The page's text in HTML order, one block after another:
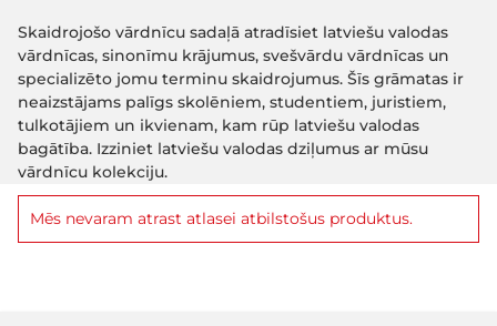
Skaidrojošo vārdnīcu sadaļā atradīsiet latviešu valodas
vārdnīcas, sinonīmu krājumus, svešvārdu vārdnīcas un
specializēto jomu terminu skaidrojumus. Šīs grāmatas ir
neaizstājams palīgs skolēniem, studentiem, juristiem,
tulkotājiem un ikvienam, kam rūp latviešu valodas
bagātība. Izziniet latviešu valodas dziļumus ar mūsu
vārdnīcu kolekciju.
Mēs nevaram atrast atlasei atbilstošus produktus.